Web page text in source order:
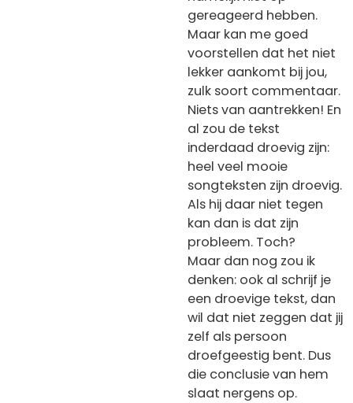
gereageerd hebben.
Maar kan me goed
voorstellen dat het niet
lekker aankomt bij jou,
zulk soort commentaar.
Niets van aantrekken! En
al zou de tekst
inderdaad droevig zijn:
heel veel mooie
songteksten zijn droevig.
Als hij daar niet tegen
kan dan is dat zijn
probleem. Toch?
Maar dan nog zou ik
denken: ook al schrijf je
een droevige tekst, dan
wil dat niet zeggen dat jij
zelf als persoon
droefgeestig bent. Dus
die conclusie van hem
slaat nergens op.